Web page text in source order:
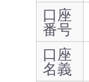
口座
番号
口座
名義